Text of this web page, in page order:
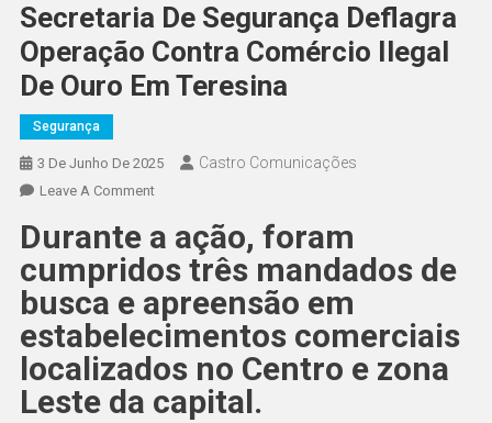
Secretaria De Segurança Deflagra
Operação Contra Comércio Ilegal
De Ouro Em Teresina
Segurança
3 De Junho De 2025 Castro Comunicações
Leave A Comment
Durante a ação, foram
cumpridos três mandados de
busca e apreensão em
estabelecimentos comerciais
localizados no Centro e zona
Leste da capital.